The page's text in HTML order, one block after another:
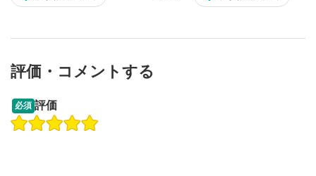
画質の選択/再生速度の変更ができます。
全画面表示
動画が全画面で表示されます。再度クリックすると元
のサイズに戻ります。
操作説明動画
評価・コメントする
必須 評価